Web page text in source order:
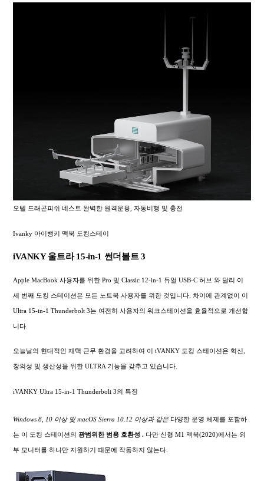
오텔 드래곤피쉬 네스트 완벽한 원격운용, 자동비행 및 충전
Ivanky 아이뱅키 맥북 도킹스테이
iVANKY 울트라 15-in-1 썬더볼트 3
Apple MacBook 사용자를 위한 Pro 및 Classic 12-in-1 듀얼 USB-C 허브 와 달리 이
세 번째 도킹 스테이션은 모든 노트북 사용자를 위한 것입니다. 차이에 관계없이 이
Ultra 15-in-1 Thunderbolt 3는 여전히 사용자의 워크스테이션을 효율적으로 개선합
니다.
오늘날의 현대적인 재택 근무 환경을 고려하여 이 iVANKY 도킹 스테이션은 혁신,
창의성 및 생산성을 위한 ULTRA 기능을 갖추고 있습니다.
iVANKY Ultra 15-in-1 Thunderbolt 3의 특징
Windows 8, 10 이상 및 macOS Sierra 10.12 이상과 같은 다양한 운영 체제를 포함하
는 이 도킹 스테이션의광범위한 범용 호환성 . 다만 신형 M1 맥북(2020)에서는 외
부 모니터를 하나만 지원하기 때문에 작동하지 않는다.